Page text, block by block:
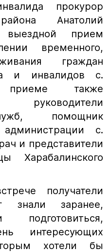
прокурор
Анатолий
прием
временного,
граждан
и инвалидов с.
также
руководители
помощник
с.
и представители
Харабалинского
получатели
знали заранее,
интересующих
хотели бы